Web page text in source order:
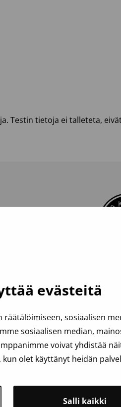
evästeitä
sosiaalisen
sosiaalisen median,
voivat yhdistää
olet käyttänyt heidän
Salli kaikki
Testin tietoja ei talleteta,